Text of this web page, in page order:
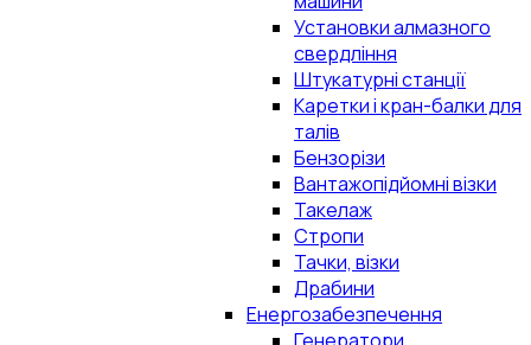
Установки алмазного
свердління
Штукатурні станції
Каретки і кран-балки для
талів
Бензорізи
Вантажопідйомні візки
Такелаж
Стропи
Тачки, візки
Драбини
Енергозабезпечення